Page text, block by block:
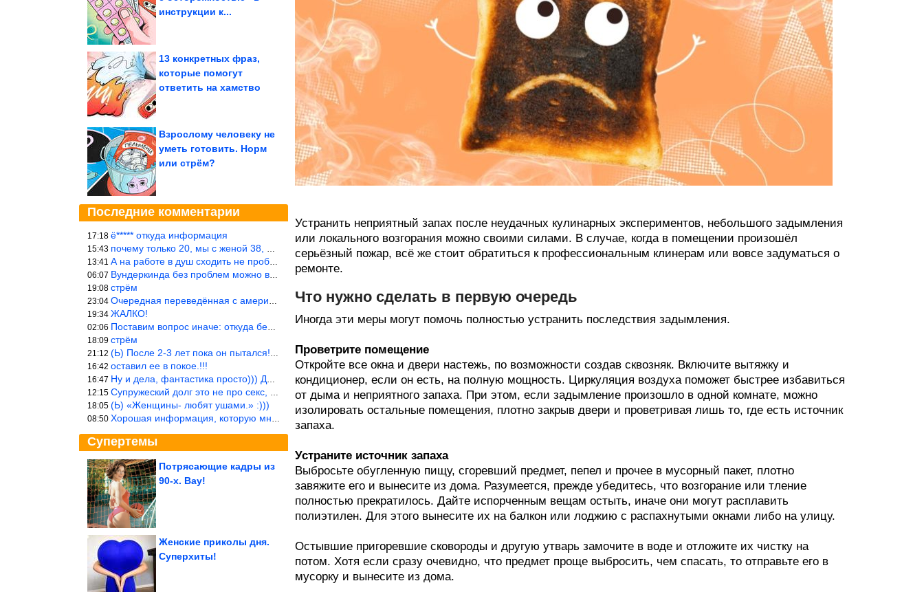
инструкции к...
13 конкретных фраз,
которые помогут
ответить на хамство
Взрослому человеку не
уметь готовить. Норм
или стрём?
Последние комментарии
17:18 ё***** откуда информация
15:43 почему только 20, мы с женой 38, называется ртутной свадьбой, гр
13:41 А на работе в душ сходить не пробовали?
06:07 Вундеркинда без проблем можно вырастить всего-то с максимально р
19:08 стрём
23:04 Очередная переведённая с американского статья. Не работает эта ф
19:34 ЖАЛКО!
02:06 Поставим вопрос иначе: откуда берётся столь зловредный феминизм?
18:09 стрём
21:12 (Ь) После 2-3 лет пока он пытался! :))) Учитывая, что кошки 10-1
16:42 оставил ее в покое.!!!
16:47 Ну и дела, фантастика просто))) Даже и добавить то нечего…
12:15 Супружеский долг это не про секс, это про Жизнь на Земле. Супруж
18:05 (Ь) «Женщины- любят ушами.» :)))
08:50 Хорошая информация, которую многим стоило бы взять на вооружение
Супертемы
В июне россияне взяли
Потрясающие кадры из
90-х. Вау!
Женские приколы дня.
Суперхиты!
Устранить неприятный запах после неудачных кулинарных экспериментов, небольшого задымления
или локального возгорания можно своими силами. В случае, когда в помещении произошёл
серьёзный пожар, всё же стоит обратиться к профессиональным клинерам или вовсе задуматься о
ремонте.
Что нужно сделать в первую очередь
Иногда эти меры могут помочь полностью устранить последствия задымления.
Проветрите помещение
Откройте все окна и двери настежь, по возможности создав сквозняк. Включите вытяжку и
кондиционер, если он есть, на полную мощность. Циркуляция воздуха поможет быстрее избавиться
от дыма и неприятного запаха. При этом, если задымление произошло в одной комнате, можно
изолировать остальные помещения, плотно закрыв двери и проветривая лишь то, где есть источник
запаха.
Устраните источник запаха
Выбросьте обугленную пищу, сгоревший предмет, пепел и прочее в мусорный пакет, плотно
завяжите его и вынесите из дома. Разумеется, прежде убедитесь, что возгорание или тление
полностью прекратилось. Дайте испорченным вещам остыть, иначе они могут расплавить
полиэтилен. Для этого вынесите их на балкон или лоджию с распахнутыми окнами либо на улицу.
Остывшие пригоревшие сковороды и другую утварь замочите в воде и отложите их чистку на
потом. Хотя если сразу очевидно, что предмет проще выбросить, чем спасать, то отправьте его в
мусорку и вынесите из дома.